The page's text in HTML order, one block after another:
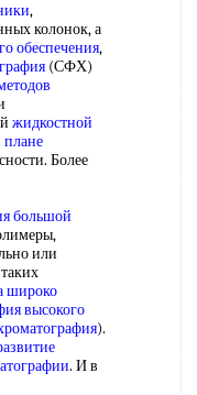
,
колонок, а
обеспечения,
(СФХ)
жидкостной
плане
Более
большой
или
широко
высокого
).
. И в